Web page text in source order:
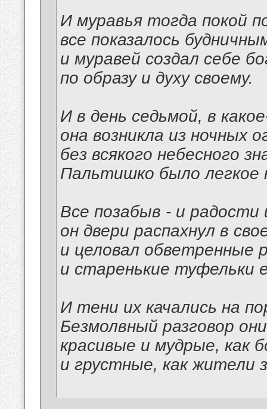
И муравья тогда покой
все показалось
и муравей создал себе
по образу и духу своему.
И в день седьмой, в
она возникла из ночных
без всякого небесного
Пальтишко было легкое
Все позабыв - и радости
он двери распахнул в
и целовал обветренные
и старенькие туфельки
И тени их качались на
Безмолвный разговор
красивые и мудрые, как
и грустные, как жители